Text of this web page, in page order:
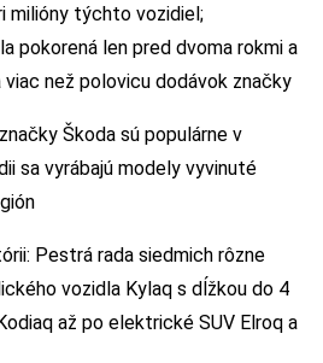
milióny týchto vozidiel;
pokorená len pred dvoma rokmi a
než polovicu dodávok značky
Škoda sú populárne v
sa vyrábajú modely vyvinuté
Pestrá rada siedmich rôzne
vozidla Kylaq s dĺžkou do 4
až po elektrické SUV Elroq a